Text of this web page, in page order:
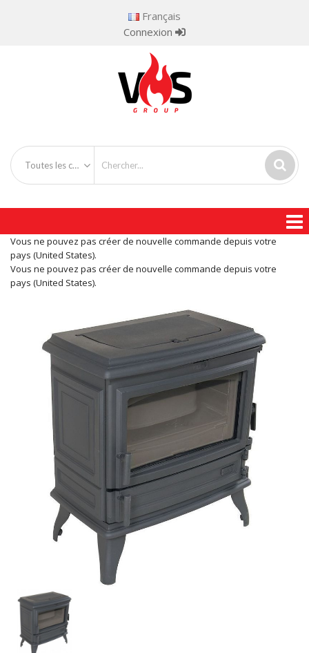
Français
Connexion
Toutes les catégories
Vous ne pouvez pas créer de nouvelle commande depuis votre
pays (United States).
Vous ne pouvez pas créer de nouvelle commande depuis votre
pays (United States).